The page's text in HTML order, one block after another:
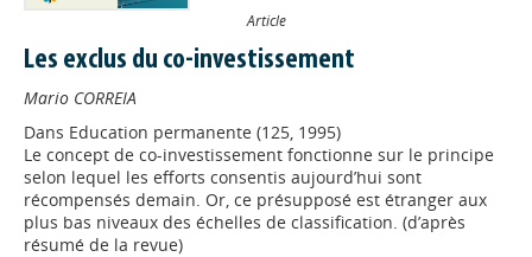
Article
Les exclus du co-investissement
Mario CORREIA
Dans Education permanente (125, 1995)
Le concept de co-investissement fonctionne sur le principe
selon lequel les efforts consentis aujourd’hui sont
récompensés demain. Or, ce présupposé est étranger aux
plus bas niveaux des échelles de classification. (d’après
résumé de la revue)